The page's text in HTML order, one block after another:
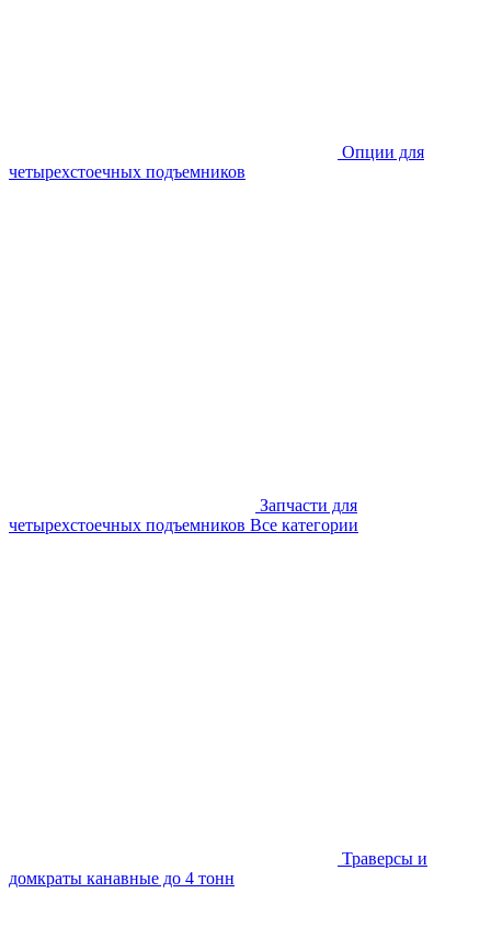
Опции для
четырехстоечных подъемников
Запчасти для
четырехстоечных подъемников Все категории
Траверсы и
домкраты канавные до 4 тонн